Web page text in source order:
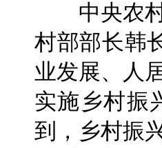
中央农村
村部部长韩
业发展、人
实施乡村振
到，乡村振